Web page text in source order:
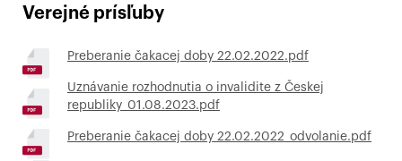
Verejné prísľuby
Preberanie čakacej doby 22.02.2022.pdf
Uznávanie rozhodnutia o invalidite z Českej
republiky_01.08.2023.pdf
Preberanie čakacej doby 22.02.2022_odvolanie.pdf